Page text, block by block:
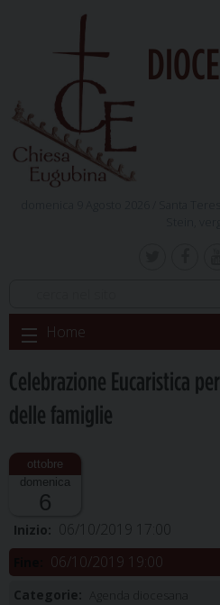
Skip
to
Home
Celebrazione Eucaristica
delle famiglie
domenica
6
Inizio: 06/10/2019 17:00
06/10/2019 19:00
Categorie: